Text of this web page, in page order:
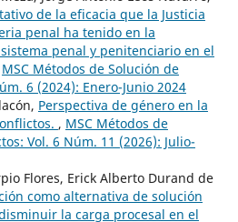
de la eficacia que la Justicia
penal ha tenido en la
penal y penitenciario en el
MSC Métodos de Solución de
6 (2024): Enero-Junio 2024
Perspectiva de género en la
, MSC Métodos de
Vol. 6 Núm. 11 (2026): Julio-
Flores, Erick Alberto Durand de
como alternativa de solución
la carga procesal en el